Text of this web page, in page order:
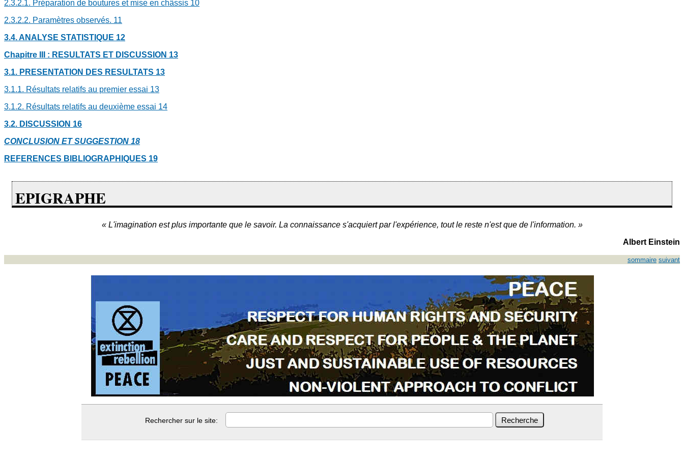
2.3.2.1. Préparation de boutures et mise en châssis 10
2.3.2.2. Paramètres observés. 11
3.4. ANALYSE STATISTIQUE 12
Chapitre III : RESULTATS ET DISCUSSION 13
3.1. PRESENTATION DES RESULTATS 13
3.1.1. Résultats relatifs au premier essai 13
3.1.2. Résultats relatifs au deuxième essai 14
3.2. DISCUSSION 16
CONCLUSION ET SUGGESTION 18
REFERENCES BIBLIOGRAPHIQUES 19
EPIGRAPHE
« L'imagination est plus importante que le savoir. La connaissance s'acquiert par l'expérience, tout le reste n'est que de l'information. »
Albert Einstein
sommaire suivant
Rechercher sur le site: